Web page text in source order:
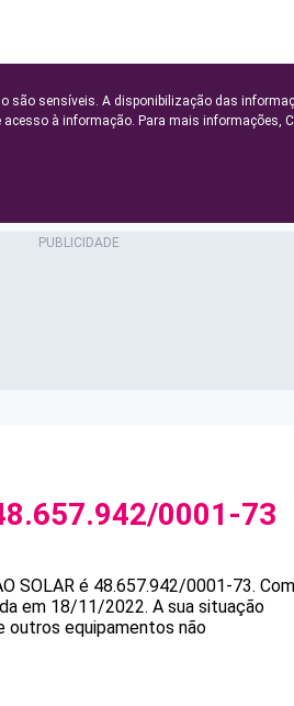
são sensíveis. A disponibilização das
acesso à informação. Para mais informações,
0001-73
SOLAR é 48.657.942/0001-73. Com
em 18/11/2022. A sua situação
outros equipamentos não